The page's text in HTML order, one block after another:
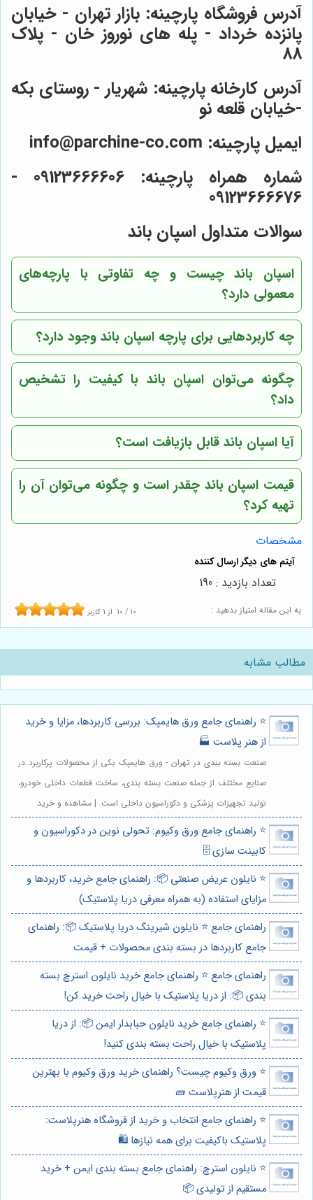
آدرس فروشگاه پارچینه: بازار تهران - خیابان
پانزده خرداد - پله های نوروز خان - پلاک
88
آدرس کارخانه پارچینه: شهریار - روستای بکه
-خیابان قلعه نو
ایمیل پارچینه:
شماره همراه پارچینه:
09123666606 -
09123666676
سوالات متداول اسپان باند
اسپان باند چیست و چه تفاوتی با پارچه‌های
معمولی دارد؟
چه کاربردهایی برای پارچه اسپان باند وجود دارد؟
چگونه می‌توان اسپان باند با کیفیت را تشخیص
داد؟
آیا اسپان باند قابل بازیافت است؟
قیمت اسپان باند چقدر است و چگونه می‌توان آن را
تهیه کرد؟
مشخصات
به این مقاله امتیاز بدهید : 10 / 10 از 1 کاربر
تعداد بازدید : 190
مطالب مشابه
⭐️ راهنمای جامع ورق هایمپک: بررسی کاربردها، مزایا و خرید
از هنر پلاست 🏭
صنعت بسته بندی در تهران - ورق هایمپک یکی از محصولات پرکاربرد در
صنایع مختلف از جمله صنعت بسته بندی، ساخت قطعات داخلی خودرو،
تولید تجهیزات پزشکی و دکوراسیون داخلی است. | مشاهده و خرید
⭐️ راهنمای جامع ورق وکیوم: تحولی نوین در دکوراسیون و
کابینت سازی 🗄️
⭐️ نایلون عریض صنعتی 📦: راهنمای جامع خرید، کاربردها و
مزایای استفاده (به همراه معرفی دریا پلاستیک)
راهنمای جامع ⭐️ نایلون شیرینگ دریا پلاستیک 📦: راهنمای
جامع کاربردها در بسته بندی محصولات + قیمت
راهنمای جامع ⭐️ راهنمای جامع خرید نایلون استرچ بسته
بندی 📦: از دریا پلاستیک با خیال راحت خرید کن!
⭐️ راهنمای جامع خرید نایلون حبابدار ایمن 📦: از دریا
پلاستیک با خیال راحت بسته بندی کنید!
⭐️ ورق وکیوم چیست؟ راهنمای خرید ورق وکیوم با بهترین
قیمت از هنرپلاست 🧱
⭐️ راهنمای جامع انتخاب و خرید از فروشگاه هنرپلاست:
پلاستیک باکیفیت برای همه نیازها 🛍️
⭐️ نایلون استرچ: راهنمای جامع بسته بندی ایمن + خرید
مستقیم از تولیدی 📦